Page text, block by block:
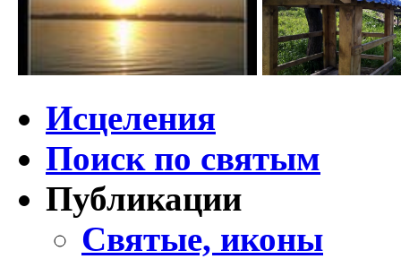
Исцеления
Поиск по святым
Публикации
Святые, иконы